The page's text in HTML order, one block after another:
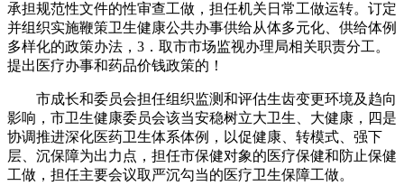
承担规范性文件的性审查工做，担任机关日常工做运转。订定
并组织实施鞭策卫生健康公共办事供给从体多元化、供给体例
多样化的政策办法，3．取市市场监视办理局相关职责分工。
提出医疗办事和药品价钱政策的！
市成长和委员会担任组织监测和评估生齿变更环境及趋向
影响，市卫生健康委员会该当安稳树立大卫生、大健康，四是
协调推进深化医药卫生体系体例，以促健康、转模式、强下
层、沉保障为出力点，担任市保健对象的医疗保健和防止保健
工做，担任主要会议取严沉勾当的医疗卫生保障工做。